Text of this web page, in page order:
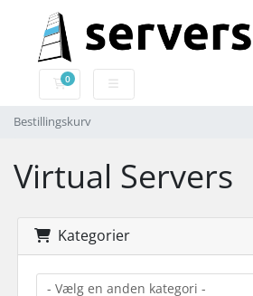
0
Bestillingskurv
Bestillingskurv
Virtual Servers
Kategorier